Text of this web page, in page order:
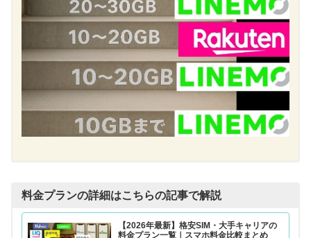
料金プランの詳細はこちらの記事で解説
【2026年最新】格安SIM・大手キャリアの
料金プラン一覧｜スマホ料金比較まとめ